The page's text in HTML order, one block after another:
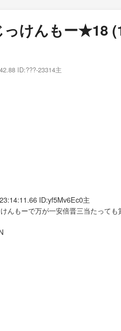
けんもー★18
ID:???-23314主
ID:yf5Mv6Ec0主
もーで万が一安倍晋三当たっても